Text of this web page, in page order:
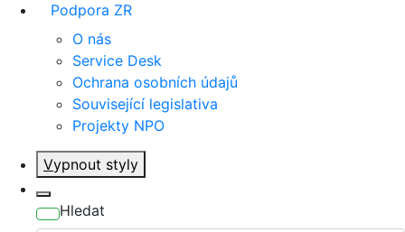
Podpora ZR
O nás
Service Desk
Ochrana osobních údajů
Související legislativa
Projekty NPO
Vypnout styly
Hledat